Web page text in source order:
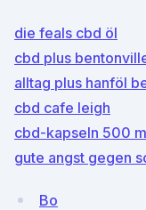
die feals cbd öl
cbd plus
alltag plus hanföl
cbd cafe leigh
cbd-kapseln 500
gute angst gegen
Bo